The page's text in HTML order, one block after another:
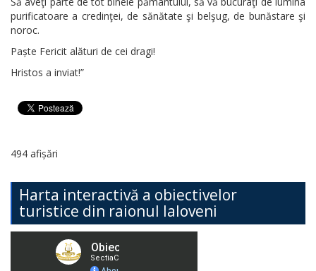
purificatoare a credinţei, de sănătate şi belşug, de bunăstare şi
noroc.
Paște Fericit alături de cei dragi!
Hristos a inviat!”
494 afișări
Harta interactivă a obiectivelor
turistice din raionul Ialoveni